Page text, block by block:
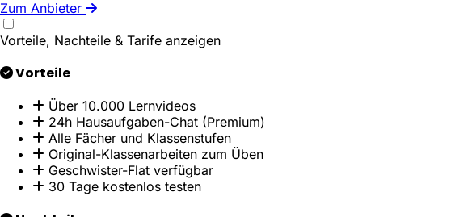
Zum Anbieter
Vorteile, Nachteile & Tarife anzeigen
Vorteile
Über 10.000 Lernvideos
24h Hausaufgaben-Chat (Premium)
Alle Fächer und Klassenstufen
Original-Klassenarbeiten zum Üben
Geschwister-Flat verfügbar
30 Tage kostenlos testen